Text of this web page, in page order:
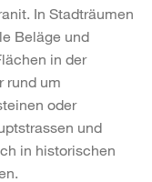
In Stadträumen
Beläge und
in der
rund um
oder
und
in historischen